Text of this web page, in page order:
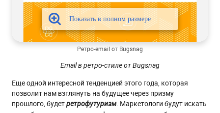
Ретро-email от Bugsnag
Email в ретро-стиле от Bugsnag
Еще одной интересной тенденцией этого года, которая
позволит нам взглянуть на будущее через призму
прошлого, будетретрофутуризм . Маркетологи будут искать